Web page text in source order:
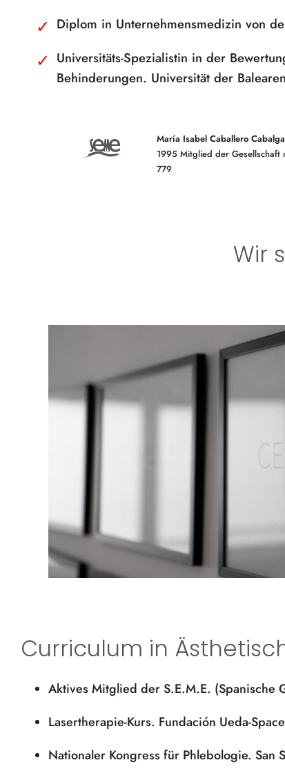
ZERTIFIKATE
SICHERHEIT
Diplom in Unternehmensmedizin von
Universitäts-Spezialistin in der
Behinderungen. Universität der
María Isabel Caballero
1995 Mitglied der Gesellschaft
779
Wir
Curriculum in
Aktives Mitglied der S.E.M.E. (Spanische
Lasertherapie-Kurs. Fundación Ueda-
Nationaler Kongress für Phlebologie. San